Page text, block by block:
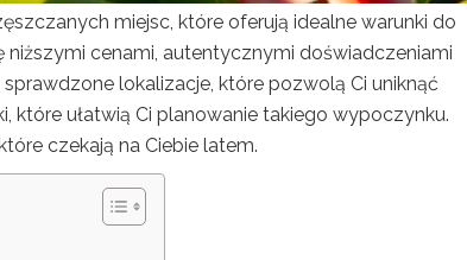
miejsc, które oferują idealne warunki do
niższymi cenami, autentycznymi doświadczeniami
lokalizacje, które pozwolą Ci uniknąć
które ułatwią Ci planowanie takiego wypoczynku.
czekają na Ciebie latem.